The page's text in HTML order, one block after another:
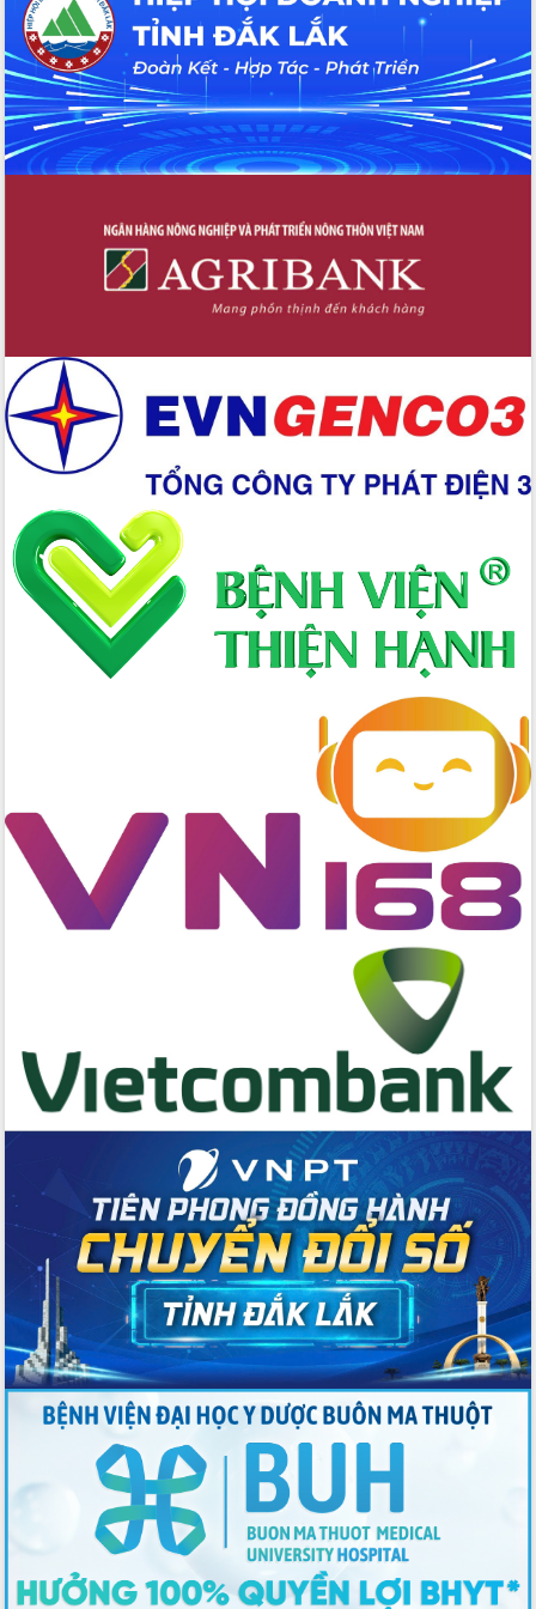
Khởi công xây dựng Trường Phổ thông
nội trú liên cấp tiểu học và THCS xã Ia
Rvê
Phó Thủ tướng Chính phủ Mai Văn
Chính chia sẻ, động viên người dân
chịu ảnh hưởng nặng từ bão số 13
Tập trung đẩy nhanh giải ngân nguồn
vốn các chương trình mục tiêu quốc
lượng các tiêu chí nông thôn mới
Công bố quyết định của Ban Thường
vụ Tỉnh ủy về công tác cán bộ
Nâng cao trách nhiệm người đứng
đầu, phát huy tinh thần chủ động,
sáng tạo để đảm bảo tiến độ giải ngân
vốn đầu tư công năm 2025
Sở Công Thương đột phá số hóa 100%
thủ tục trực tuyến lấy sự hài lòng của
doanh nghiệp làm thước đo phục vụ
Đảm bảo công tác bầu cử triển khai
đúng tiến độ, quy trình theo luật định
Ban Tuyên giáo và Dân vận Trung ương
Hội nghị lần thứ nhất Ban Chỉ đạo
công tác bầu cử tỉnh Đắk Lắk
Hội nghị UBND tỉnh thường kỳ tháng
10 năm 2025
Kỳ họp chuyên đề lần thứ Ba, HĐND
Hội thảo chuyên đề “Hành trình xuất
khẩu nông sản Việt Nam qua thương
mại điện tử cùng Amazon”
Đại hội Thi đua yêu nước tỉnh Đắk Lắk
Đồng chí Lương Nguyễn Minh Triết
được chỉ định làm Bí thư Tỉnh ủy Đắk
Lắk nhiệm kỳ 2025 – 2030
Tập trung triển khai các giải pháp sản
xuất nông nghiệp bền vững, phát thải
thấp
Tọa đàm kỷ niệm 95 năm Ngày thành
lập Hội Liên hiệp Phụ nữ Việt Nam
Đắk Lắk tổ chức Ngày hội Chuyển đổi
số với chủ đề: “Công nghệ số - kiến
Tập trung phát triển khoa học công
nghệ, đổi mới sáng tạo và chuyển đổi
số lĩnh vực nông nghiệp và môi trường
“Hồ sơ phi địa giới – Bước tiến mới
trong cải cách hành chính”